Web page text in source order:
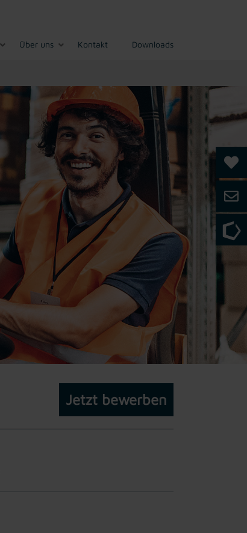
Über uns Kontakt Downloads
Jetzt bewerben